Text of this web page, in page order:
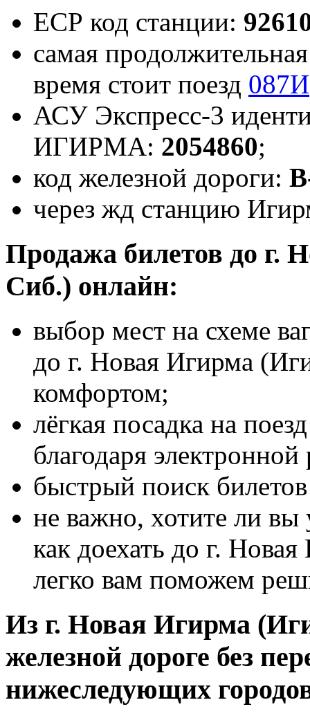
ЕСР код станции:
самая
время стоит поезд 087И
АСУ Экспресс-3
ИГИРМА: 2054860;
код железной дороги:
через жд станцию
Продажа билетов до г.
Сиб.) онлайн:
выбор мест на схеме
до г. Новая Игирма
комфортом;
лёгкая посадка на
благодаря
быстрый поиск
не важно, хотите ли вы
как доехать до г.
легко вам поможем
Из г. Новая Игирма
железной дороге без
нижеследующих